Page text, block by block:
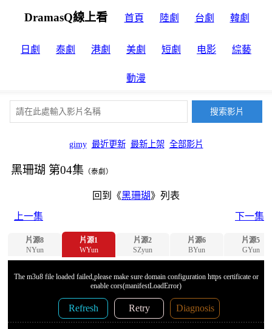
DramasQ線上看 首頁 陸劇 台劇 韓劇
日劇 泰劇 港劇 美劇 短劇 电影 綜藝
動漫
gimy 最近更新 最新上架 全部影片
黑珊瑚 第04集 （泰劇）
回到《黑珊瑚》列表
上一集
下一集
片源8
NYun
片源1
WYun
片源2
SZyun
片源6
BYun
片源5
GYun